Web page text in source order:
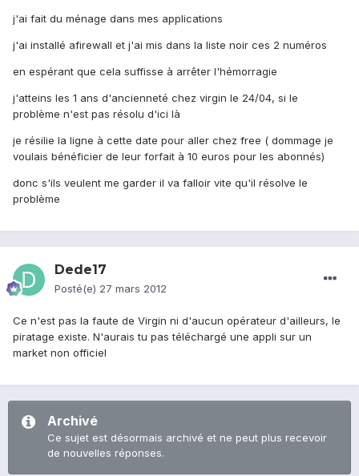
j'ai fait du ménage dans mes applications
j'ai installé afirewall et j'ai mis dans la liste noir ces 2 numéros
en espérant que cela suffisse à arrêter l'hémorragie
j'atteins les 1 ans d'ancienneté chez virgin le 24/04, si le
problème n'est pas résolu d'ici là
je résilie la ligne à cette date pour aller chez free ( dommage je
voulais bénéficier de leur forfait à 10 euros pour les abonnés)
donc s'ils veulent me garder il va falloir vite qu'il résolve le
problème
Dede17
Posté(e) 27 mars 2012
Ce n'est pas la faute de Virgin ni d'aucun opérateur d'ailleurs, le
piratage existe. N'aurais tu pas téléchargé une appli sur un
market non officiel
Archivé
Ce sujet est désormais archivé et ne peut plus recevoir
de nouvelles réponses.